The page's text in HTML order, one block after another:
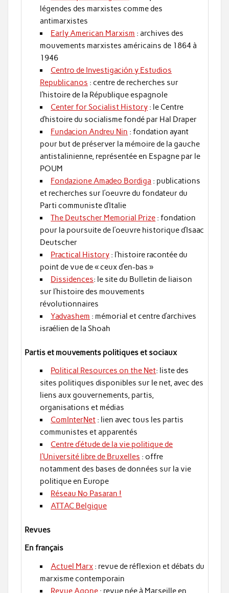
légendes des marxistes comme des
antimarxistes
Early American Marxism : archives des
mouvements marxistes américains de 1864 à
1946
Centro de Investigación y Estudios
Republicanos : centre de recherches sur
l’histoire de la République espagnole
Center for Socialist History : le Centre
d’histoire du socialisme fondé par Hal Draper
Fundacion Andreu Nin : fondation ayant
pour but de préserver la mémoire de la gauche
antistalinienne, représentée en Espagne par le
POUM
Fondazione Amadeo Bordiga : publications
et recherches sur l’oeuvre du fondateur du
Parti communiste d’Italie
The Deutscher Memorial Prize : fondation
pour la poursuite de l’oeuvre historique d’Isaac
Deutscher
Practical History : l’histoire racontée du
point de vue de « ceux d’en-bas »
Dissidences: le site du Bulletin de liaison
sur l’histoire des mouvements
révolutionnaires
Yadvashem : mémorial et centre d’archives
israélien de la Shoah
Partis et mouvements politiques et sociaux
Political Resources on the Net: liste des
sites politiques disponibles sur le net, avec des
liens aux gouvernements, partis,
organisations et médias
ComInterNet : lien avec tous les partis
communistes et apparentés
Centre d’étude de la vie politique de
l’Université libre de Bruxelles : offre
notamment des bases de données sur la vie
politique en Europe
Réseau No Pasaran !
ATTAC Belgique
Revues
En français
Actuel Marx : revue de réflexion et débats du
marxisme contemporain
Revue Agone : revue née à Marseille en